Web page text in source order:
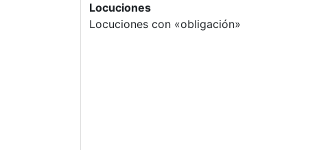
Locuciones
Locuciones con «obligación»